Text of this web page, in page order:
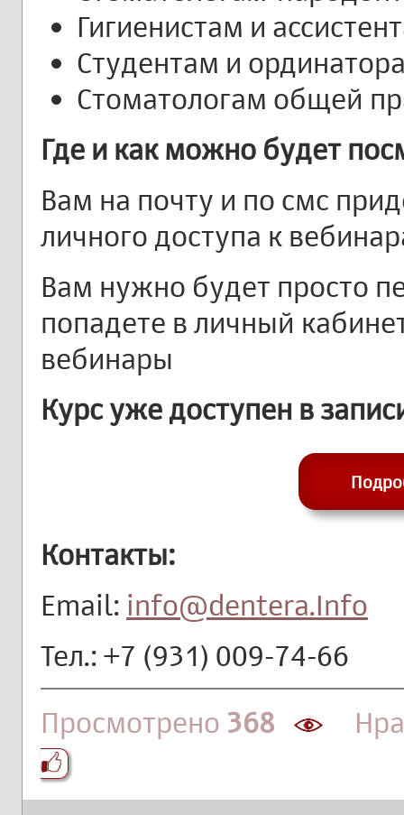
Гигиенистам и
Студентам и
Стоматологам общей
Где и как можно будет
Вам на почту и по смс
личного доступа к
Вам нужно будет просто
попадете в личный
вебинары
Курс уже доступен в
Контакты:
Email: info@dentera.Info
Тел.: +7 (931) 009-74-66
Просмотрено 368